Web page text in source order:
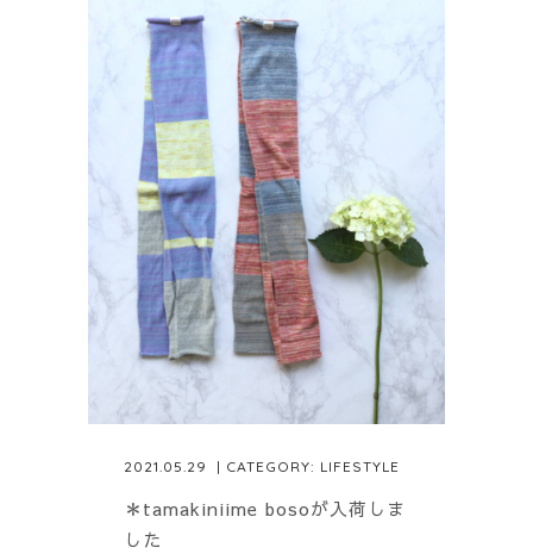
2021.05.29 | CATEGORY: LIFESTYLE
＊tamakiniime bosoが入荷しま
した